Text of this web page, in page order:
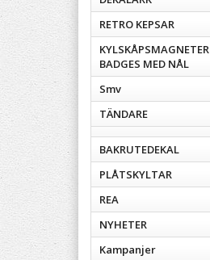
RETRO KEPSAR
KYLSKÅPSMAGNETER
BADGES MED NÅL
Smv
TÄNDARE
BAKRUTEDEKAL
PLÅTSKYLTAR
REA
NYHETER
Kampanjer